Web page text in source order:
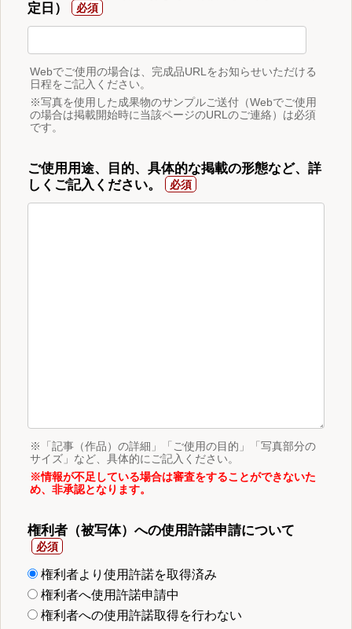
定日）
Webでご使用の場合は、完成品URLをお知らせいただける
日程をご記入ください。
※写真を使用した成果物のサンプルご送付（Webでご使用
の場合は掲載開始時に当該ページのURLのご連絡）は必須
です。
ご使用用途、目的、具体的な掲載の形態など、詳
しくご記入ください。
※「記事（作品）の詳細」「ご使用の目的」「写真部分の
サイズ」など、具体的にご記入ください。
※情報が不足している場合は審査をすることができないた
め、非承認となります。
権利者（被写体）への使用許諾申請について
権利者より使用許諾を取得済み
権利者へ使用許諾申請中
権利者への使用許諾取得を行わない